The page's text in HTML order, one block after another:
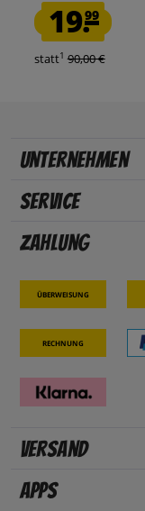
19.99
statt1 90,00 €
Unternehmen
Service
Zahlung
Überweisung
Rechnung
Versand
Apps